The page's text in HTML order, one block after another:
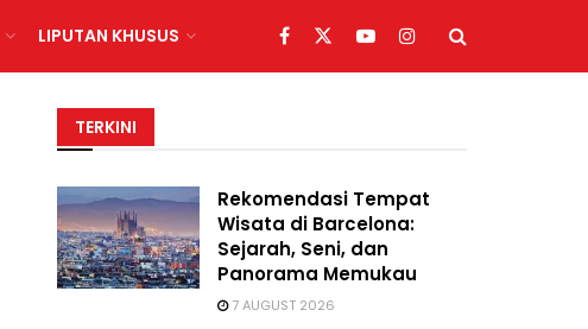
LIPUTAN KHUSUS
TERKINI
Rekomendasi Tempat
Wisata di Barcelona:
Sejarah, Seni, dan
Panorama Memukau
7 AUGUST 2026